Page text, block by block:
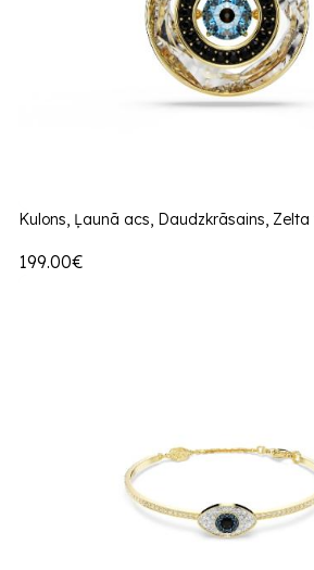
Kulons, Ļaunā acs, Daudzkrāsains,
199.00€